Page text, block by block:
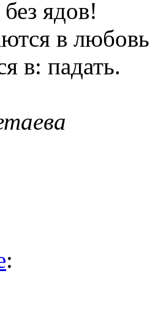
ядов!
в
в: падать.
: